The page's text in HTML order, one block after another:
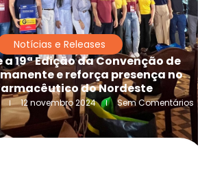
Notícias e Releases
19ª Edição da Convenção de
e reforça presença no
do Nordeste
12 novembro 2024 Sem Comentários